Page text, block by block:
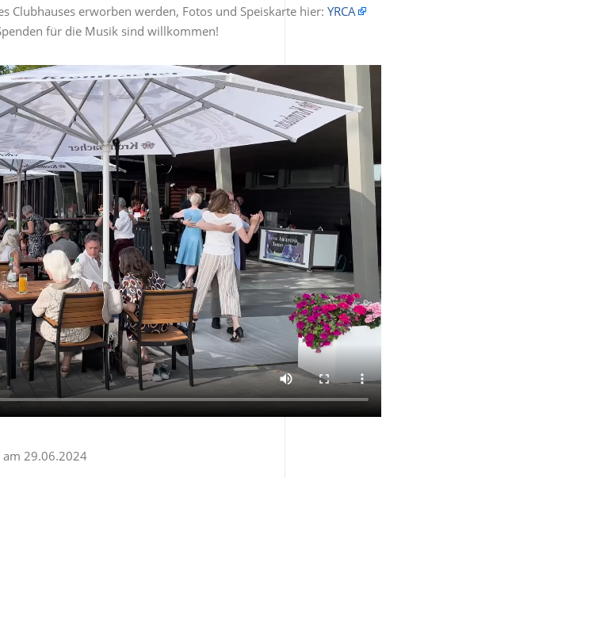
Clubhauses erworben werden, Fotos und Speiskarte hier:YRCA
für die Musik sind willkommen!
am 29.06.2024